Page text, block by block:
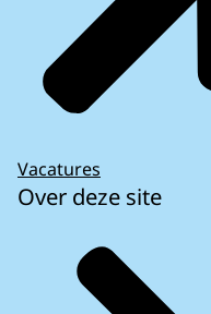
Vacatures
Over deze site